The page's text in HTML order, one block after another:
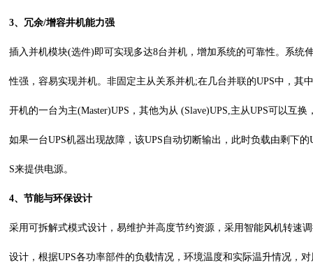
3、冗余/增容井机能力强
插入并机模块(选件)即可实现多达8台并机，增加系统的可靠性。系统
性强，容易实现并机。非固定主从关系并机;在几台并联的UPS中，其
开机的一台为主(Master)UPS，其他为从 (Slave)UPS,主从UPS可以互换
如果一台UPS机器出现故障，该UPS自动切断输出，此时负载由剩下的
S来提供电源。
4、 节能与环保设计
采用可拆解式模式设计，易维护并高度节约资源，采用智能风机转速
设计，根据UPS各功率部件的负载情况，环境温度和实际温升情况，对